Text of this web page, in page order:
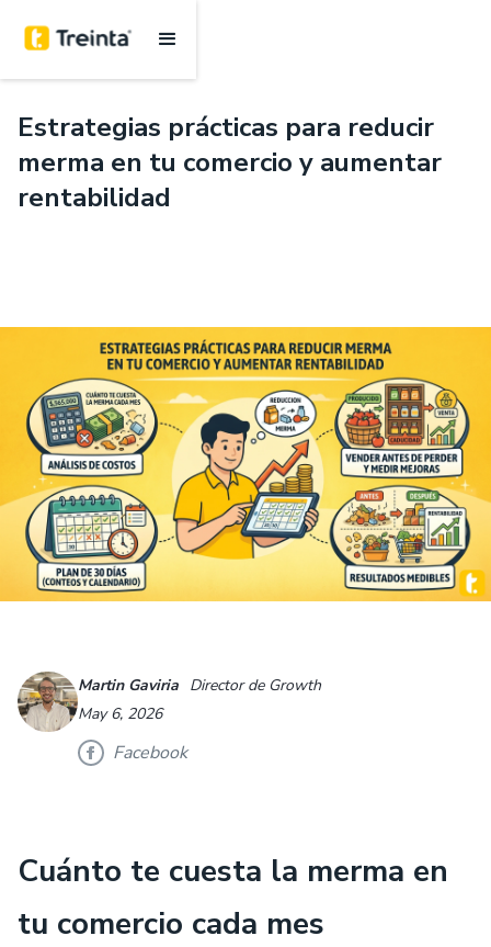
Estrategias prácticas para reducir
merma en tu comercio y aumentar
rentabilidad
Martin Gaviria Director de Growth
May 6, 2026
Facebook
Cuánto te cuesta la merma en
tu comercio cada mes